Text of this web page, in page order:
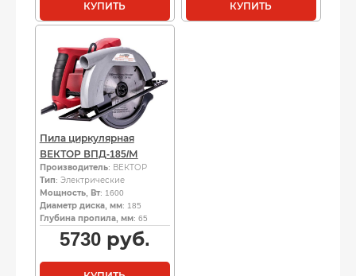
КУПИТЬ КУПИТЬ
Пила циркулярная
ВЕКТОР ВПД-185/М
Производитель: ВЕКТОР
Тип: Электрические
Мощность, Вт: 1600
Диаметр диска, мм: 185
Глубина пропила, мм: 65
5730руб.